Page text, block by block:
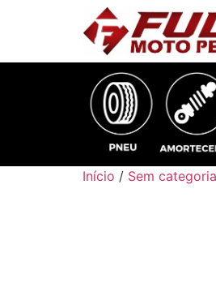
Início / Sem categoria